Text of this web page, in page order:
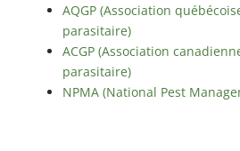
AQGP (Association
parasitaire)
ACGP (Association
parasitaire)
NPMA (National Pest